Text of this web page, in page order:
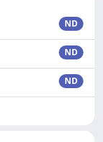
ND
ND
ND